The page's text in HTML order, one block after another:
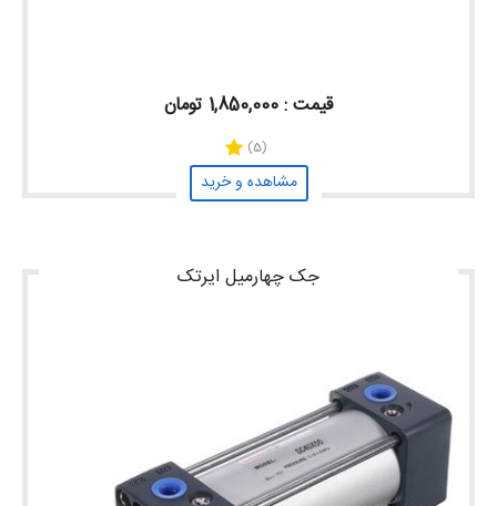
قیمت : 1,850,000 تومان
(5)
مشاهده و خرید
جک چهارمیل ایرتک